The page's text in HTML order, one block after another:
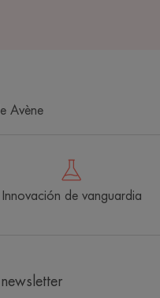
Avène
Innovación de vanguardia